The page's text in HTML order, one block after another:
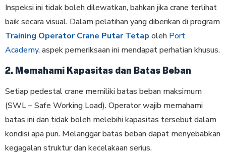
Inspeksi ini tidak boleh dilewatkan, bahkan jika crane terlihat
baik secara visual. Dalam pelatihan yang diberikan di program
Training Operator Crane Putar Tetap oleh Port
Academy, aspek pemeriksaan ini mendapat perhatian khusus.
2. Memahami Kapasitas dan Batas Beban
Setiap pedestal crane memiliki batas beban maksimum
(SWL – Safe Working Load). Operator wajib memahami
batas ini dan tidak boleh melebihi kapasitas tersebut dalam
kondisi apa pun. Melanggar batas beban dapat menyebabkan
kegagalan struktur dan kecelakaan serius.